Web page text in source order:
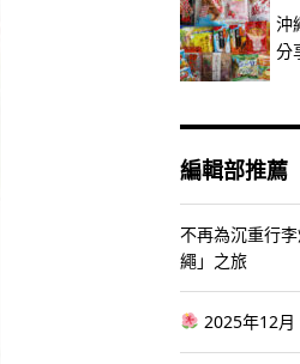
沖
分
編輯部推薦
不再為沉重行
繩」之旅
2025年12月